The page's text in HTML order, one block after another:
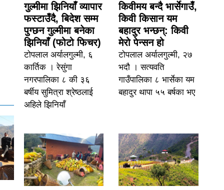
गुल्मीमा झिनियाँ व्यापार
फस्टाउँदै, बिदेश सम्म
पुग्छन गुल्मीमा बनेका
झिनियाँ (फोटो फिचर)
टोपलाल अर्यालगुल्मी, ६
कार्तिक । रेसुंगा
नगरपालिका ८ की ३६
बर्षीय सुमित्रा श्रेष्ठलाई
अहिले झिनियाँ
किवीमय बन्दै भार्सेगाउँ,
किवी किसान यम
बहादुर भन्छन्: किवी
मेरो पेन्सन हो
टोपलाल अर्यालगुल्मी, २७
भदौ । सत्यवति
गाउँपालिका ८ भार्सेका यम
बहादुर थापा ५५ बर्षका भए